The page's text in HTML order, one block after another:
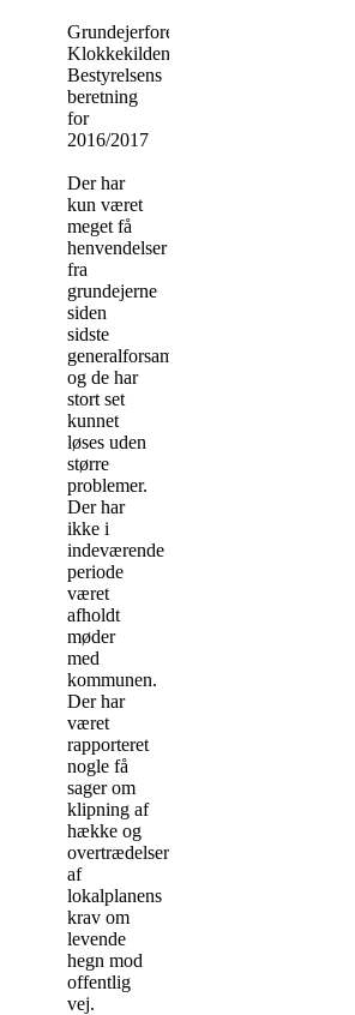
Grundejerforeningen
Klokkekilden
Bestyrelsens
beretning
for
2016/2017
Der har
kun været
meget få
henvendelser
fra
grundejerne
siden
sidste
generalforsamling,
og de har
stort set
kunnet
løses uden
større
problemer.
Der har
ikke i
indeværende
periode
været
afholdt
møder
med
kommunen.
Der har
været
rapporteret
nogle få
sager om
klipning af
hække og
overtrædelser
af
lokalplanens
krav om
levende
hegn mod
offentlig
vej.